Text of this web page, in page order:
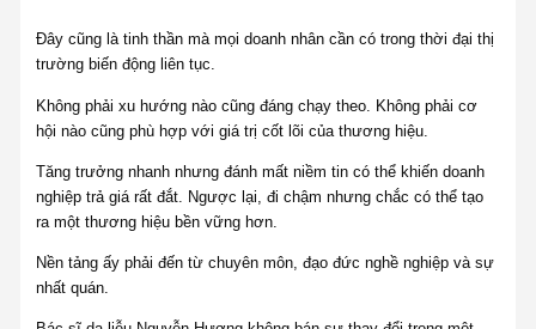
Đây cũng là tinh thần mà mọi doanh nhân cần có trong thời đại thị
trường biến động liên tục.
Không phải xu hướng nào cũng đáng chạy theo. Không phải cơ
hội nào cũng phù hợp với giá trị cốt lõi của thương hiệu.
Tăng trưởng nhanh nhưng đánh mất niềm tin có thể khiến doanh
nghiệp trả giá rất đắt. Ngược lại, đi chậm nhưng chắc có thể tạo
ra một thương hiệu bền vững hơn.
Nền tảng ấy phải đến từ chuyên môn, đạo đức nghề nghiệp và sự
nhất quán.